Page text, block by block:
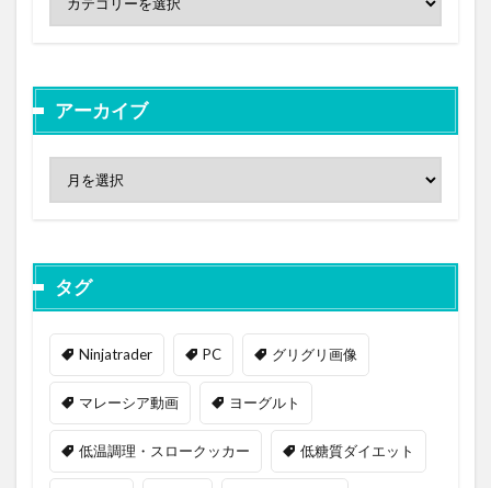
アーカイブ
タグ
Ninjatrader PC グリグリ画像
マレーシア動画 ヨーグルト
低温調理・スロークッカー 低糖質ダイエット